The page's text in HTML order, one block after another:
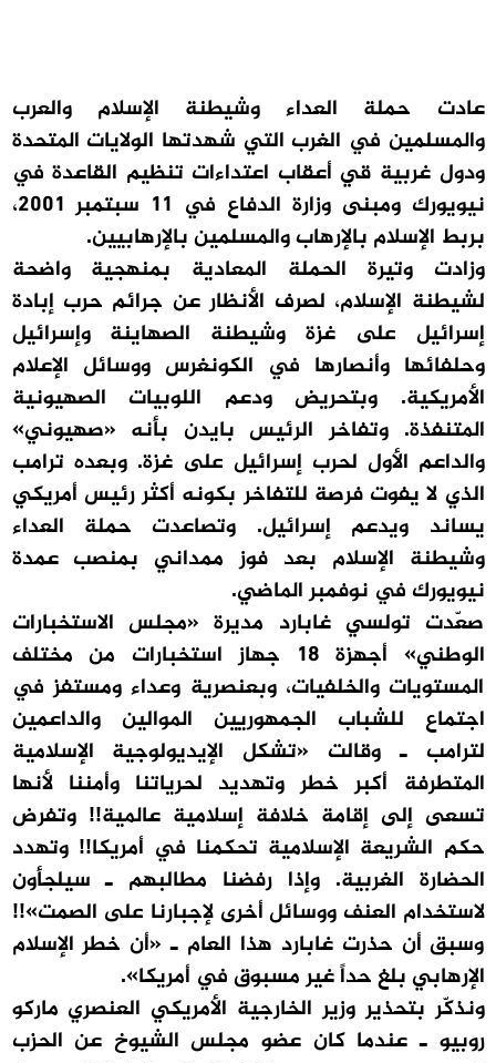
عادت حملة العداء وشيطنة الإسلام والعرب
والمسلمين في الغرب التي شهدتها الولايات المتحدة
ودول غربية قي أعقاب اعتداءات تنظيم القاعدة في
نيويورك ومبنى وزارة الدفاع في 11 سبتمبر 2001،
بربط الإسلام بالإرهاب والمسلمين بالإرهابيين.
وزادت وتيرة الحملة المعادية بمنهجية واضحة
لشيطنة الإسلام، لصرف الأنظار عن جرائم حرب إبادة
إسرائيل على غزة وشيطنة الصهاينة وإسرائيل
وحلفائها وأنصارها في الكونغرس ووسائل الإعلام
الأمريكية. وبتحريض ودعم اللوبيات الصهيونية
المتنفذة. وتفاخر الرئيس بايدن بأنه «صهيوني»
والداعم الأول لحرب إسرائيل على غزة. وبعده ترامب
الذي لا يفوت فرصة للتفاخر بكونه أكثر رئيس أمريكي
يساند ويدعم إسرائيل. وتصاعدت حملة العداء
وشيطنة الإسلام بعد فوز ممداني بمنصب عمدة
نيويورك في نوفمبر الماضي.
صعّدت تولسي غابارد مديرة «مجلس الاستخبارات
الوطني» أجهزة 18 جهاز استخبارات من مختلف
المستويات والخلفيات، وبعنصرية وعداء ومستفز في
اجتماع للشباب الجمهوريين الموالين والداعمين
لترامب ـ وقالت «تشكل الإيديولوجية الإسلامية
المتطرفة أكبر خطر وتهديد لحرياتنا وأمننا لأنها
تسعى إلى إقامة خلافة إسلامية عالمية!! وتفرض
حكم الشريعة الإسلامية تحكمنا في أمريكا!! وتهدد
الحضارة الغربية. وإذا رفضنا مطالبهم ـ سيلجأون
لاستخدام العنف ووسائل أخرى لإجبارنا على الصمت»!!
وسبق أن حذرت غابارد هذا العام ـ «أن خطر الإسلام
الإرهابي بلغ حداً غير مسبوق في أمريكا».
ونذكّر بتحذير وزير الخارجية الأمريكي العنصري ماركو
روبيو ـ عندما كان عضو مجلس الشيوخ عن الحزب